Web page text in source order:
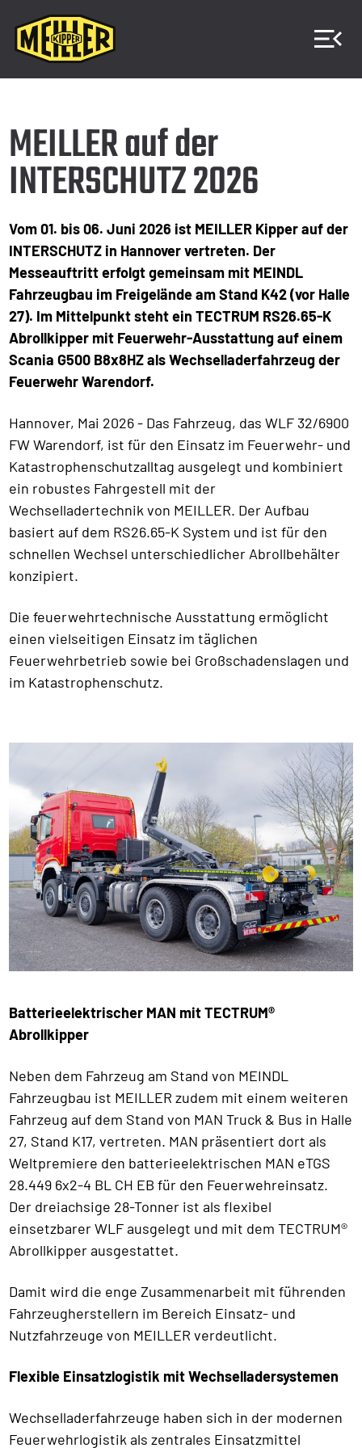
MEILLER auf der
INTERSCHUTZ 2026
Vom 01. bis 06. Juni 2026 ist MEILLER Kipper auf der
INTERSCHUTZ in Hannover vertreten. Der
Messeauftritt erfolgt gemeinsam mit MEINDL
Fahrzeugbau im Freigelände am Stand K42 (vor Halle
27). Im Mittelpunkt steht ein TECTRUM RS26.65-K
Abrollkipper mit Feuerwehr-Ausstattung auf einem
Scania G500 B8x8HZ als Wechselladerfahrzeug der
Feuerwehr Warendorf.
Hannover, Mai 2026 - Das Fahrzeug, das WLF 32/6900
FW Warendorf, ist für den Einsatz im Feuerwehr- und
Katastrophenschutzalltag ausgelegt und kombiniert
ein robustes Fahrgestell mit der
Wechselladertechnik von MEILLER. Der Aufbau
basiert auf dem RS26.65-K System und ist für den
schnellen Wechsel unterschiedlicher Abrollbehälter
konzipiert.
Die feuerwehrtechnische Ausstattung ermöglicht
einen vielseitigen Einsatz im täglichen
Feuerwehrbetrieb sowie bei Großschadenslagen und
im Katastrophenschutz.
Batterieelektrischer MAN mit TECTRUM®
Abrollkipper
Neben dem Fahrzeug am Stand von MEINDL
Fahrzeugbau ist MEILLER zudem mit einem weiteren
Fahrzeug auf dem Stand von MAN Truck & Bus in Halle
27, Stand K17, vertreten. MAN präsentiert dort als
Weltpremiere den batterieelektrischen MAN eTGS
28.449 6x2-4 BL CH EB für den Feuerwehreinsatz.
Der dreiachsige 28-Tonner ist als flexibel
einsetzbarer WLF ausgelegt und mit dem TECTRUM®
Abrollkipper ausgestattet.
Damit wird die enge Zusammenarbeit mit führenden
Fahrzeugherstellern im Bereich Einsatz- und
Nutzfahrzeuge von MEILLER verdeutlicht.
Flexible Einsatzlogistik mit Wechselladersystemen
Wechselladerfahrzeuge haben sich in der modernen
Feuerwehrlogistik als zentrales Einsatzmittel